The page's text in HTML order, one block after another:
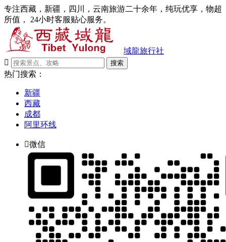
专注西藏，新疆，四川，云南旅游二十余年，纯玩优享，物超
所值， 24小时客服贴心服务。
域龍旅行社

搜索
热门搜索：
新疆
西藏
成都
阿里环线
微信